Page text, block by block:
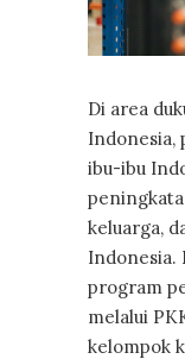
Di area
Indonesia,
ibu-ibu
keluarga,
Indonesia.
program
melalui
kelompok